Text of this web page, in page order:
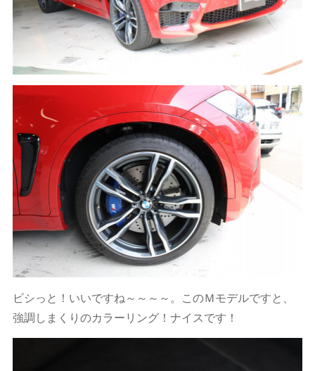
ビシっと！いいですね～～～～。このＭモデルですと、
強調しまくりのカラーリング！ナイスです！